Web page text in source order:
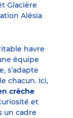
Glacière
Alésia
havre
équipe
s’adapte
chacun. Ici,
crèche
et
un cadre